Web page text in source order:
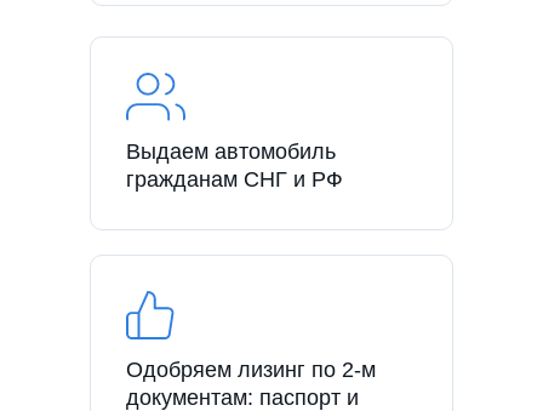
Выдаем автомобиль
гражданам СНГ и РФ
Одобряем лизинг по 2-м
документам: паспорт и